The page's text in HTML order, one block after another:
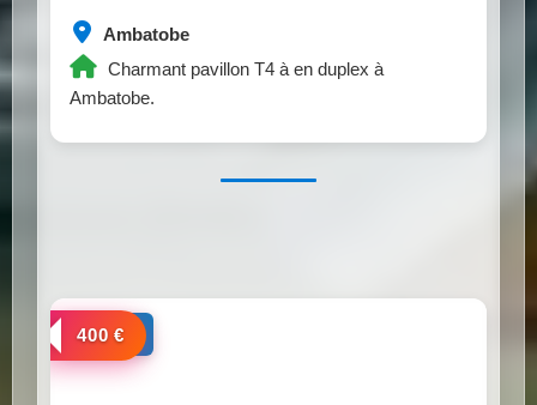
Ambatobe
Charmant pavillon T4 à en duplex à
Ambatobe.
a louer
400 €